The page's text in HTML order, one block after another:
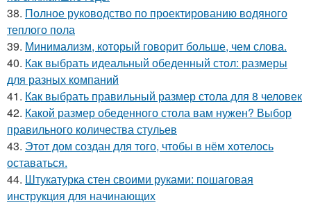
38. Полное руководство по проектированию водяного
теплого пола
39. Минимализм, который говорит больше, чем слова.
40. Как выбрать идеальный обеденный стол: размеры
для разных компаний
41. Как выбрать правильный размер стола для 8 человек
42. Какой размер обеденного стола вам нужен? Выбор
правильного количества стульев
43. Этот дом создан для того, чтобы в нём хотелось
оставаться.
44. Штукатурка стен своими руками: пошаговая
инструкция для начинающих